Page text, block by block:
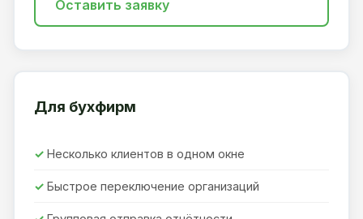
Оставить заявку
Для бухфирм
Несколько клиентов в одном окне
Быстрое переключение организаций